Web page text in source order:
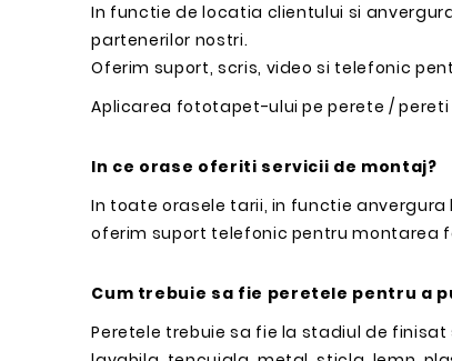
In functie de locatia clientului si
partenerilor nostri.
Oferim suport, scris, video si telefonic
Aplicarea fototapet-ului pe perete /
In ce orase oferiti servicii de montaj?
In toate orasele tarii, in functie
oferim suport telefonic pentru montarea
Cum trebuie sa fie peretele pentru a
Peretele trebuie sa fie la stadiul de